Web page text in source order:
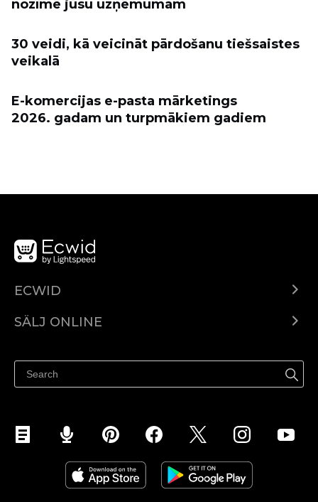
nozīmē jūsu uzņēmumam
30 veidi, kā veicināt pārdošanu tiešsaistes
veikalā
E-komercijas e-pasta mārketings
2026. gadam un turpmākiem gadiem
ECWID
Pris
SÄLJ ONLINE
Sälj på Facebook
Sälj på Instagram